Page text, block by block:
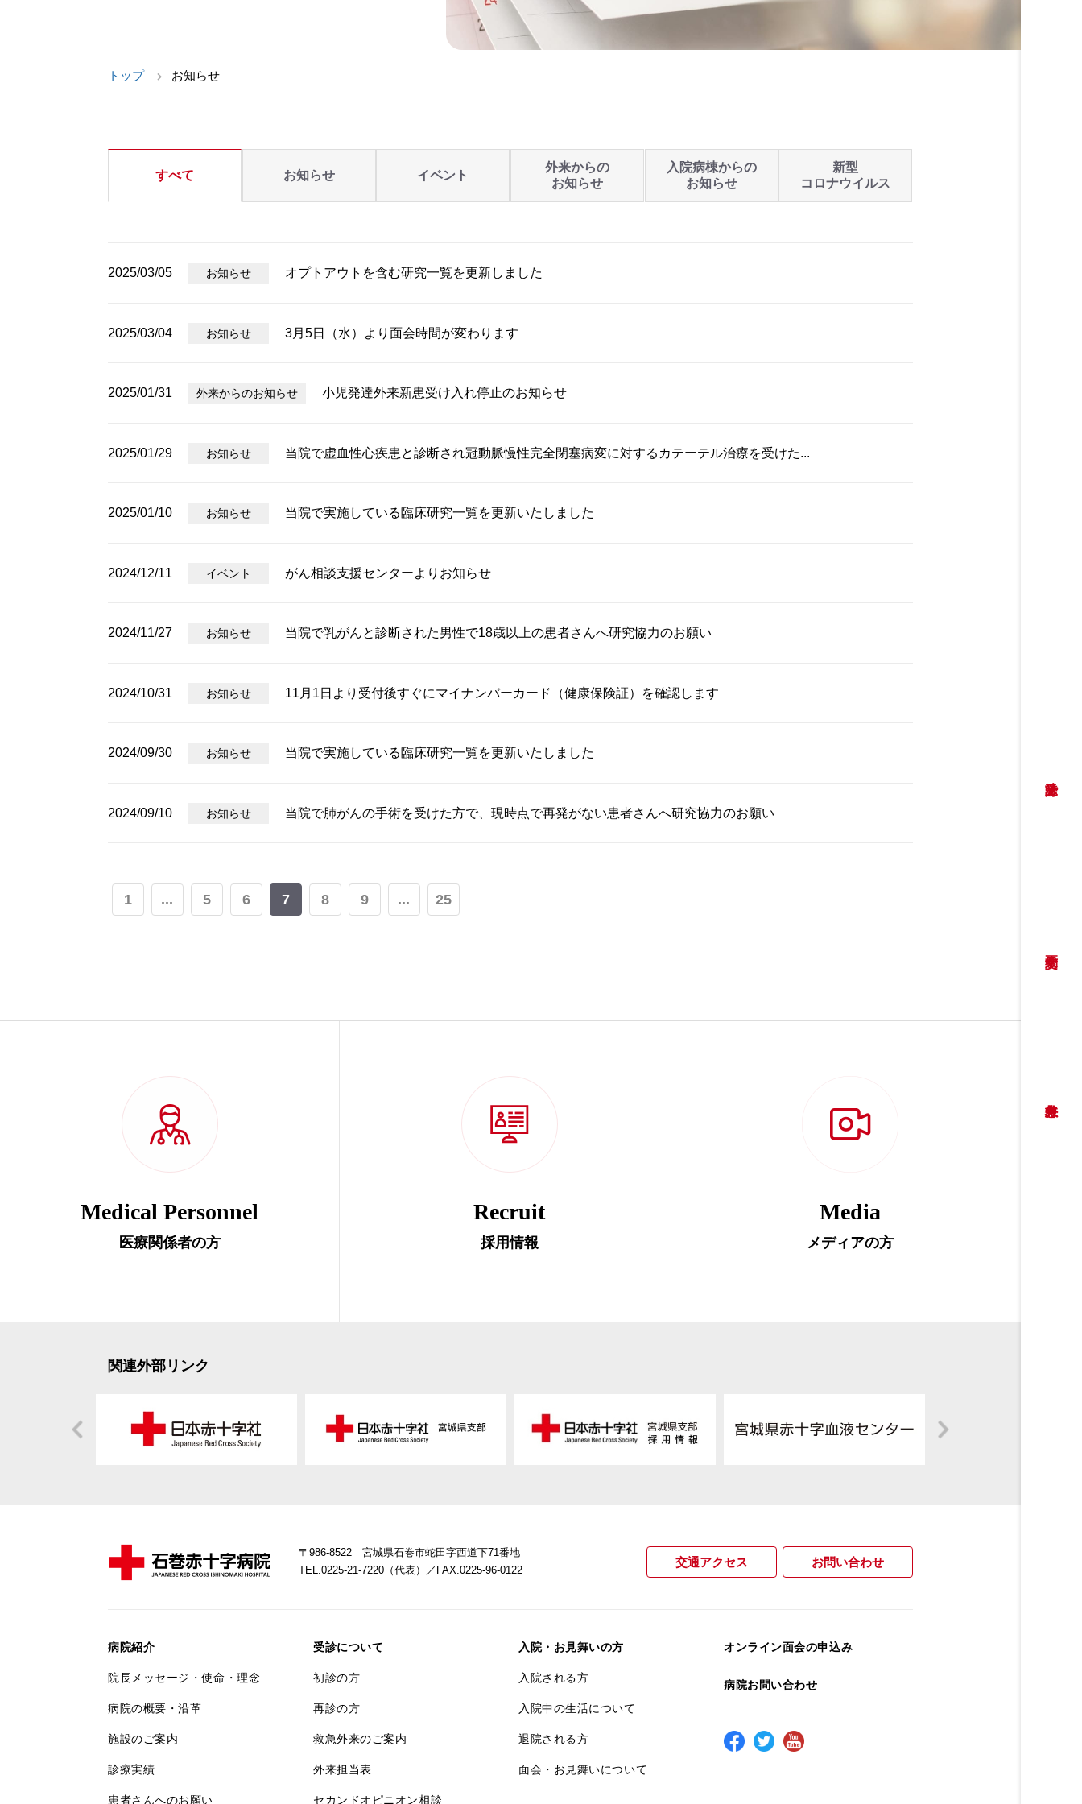
トップ お知らせ
すべて お知らせ イベント
外来からの
お知らせ
入院病棟からの
お知らせ
新型
コロナウイルス
2025/03/05 お知らせ オプトアウトを含む研究一覧を更新しました
2025/03/04 お知らせ 3月5日（水）より面会時間が変わります
2025/01/31 外来からのお知らせ 小児発達外来新患受け入れ停止のお知らせ
2025/01/29 お知らせ 当院で虚血性心疾患と診断され冠動脈慢性完全閉塞病変に対するカテーテル治療を受けた...
2025/01/10 お知らせ 当院で実施している臨床研究一覧を更新いたしました
2024/12/11 イベント がん相談支援センターよりお知らせ
2024/11/27 お知らせ 当院で乳がんと診断された男性で18歳以上の患者さんへ研究協力のお願い
2024/10/31 お知らせ 11月1日より受付後すぐにマイナンバーカード（健康保険証）を確認します
2024/09/30 お知らせ 当院で実施している臨床研究一覧を更新いたしました
2024/09/10 お知らせ 当院で肺がんの手術を受けた方で、現時点で再発がない患者さんへ研究協力のお願い
1 ... 5 6 7 8 9 ... 25
Medical Personnel
医療関係者の方
Recruit
採用情報
Media
メディアの方
関連外部リンク
〒986-8522 宮城県石巻市蛇田字西道下71番地
TEL.0225-21-7220（代表）
／FAX.0225-96-0122
交通アクセス お問い合わせ
病院紹介
院長メッセージ・使命・理念
病院の概要・沿革
施設のご案内
診療実績
患者さんへのお願い
受診について
初診の方
再診の方
救急外来のご案内
外来担当表
セカンドオピニオン相談
入院・お見舞いの方
入院される方
入院中の生活について
退院される方
面会・お見舞いについて
オンライン面会の申込み
病院お問い合わせ